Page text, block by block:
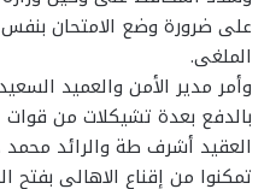
على ضرورة وضع الامتحان
الملغى.
وأمر مدير الأمن والعميد
بالدفع بعدة تشيكلات من قوات
العقيد أشرف طة والرائد
تمكنوا من إقناع الاهالى بفتح